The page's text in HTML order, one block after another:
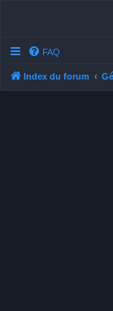
FAQ
Index du forum